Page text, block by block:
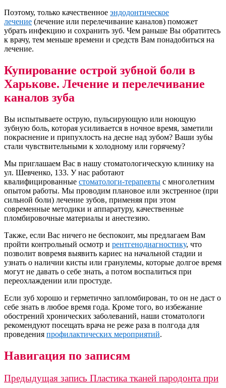
Поэтому, только качественное эндодонтическое
лечение (лечение или перелечивание каналов) поможет
убрать инфекцию и сохранить зуб. Чем раньше Вы обратитесь
к врачу, тем меньше времени и средств Вам понадобиться на
лечение.
Купирование острой зубной боли в
Харькове. Лечение и перелечивание
каналов зуба
Вы испытываете острую, пульсирующую или ноющую
зубную боль, которая усиливается в ночное время, заметили
покраснение и припухлость на десне над зубом? Ваши зубы
стали чувствительными к холодному или горячему?
Мы приглашаем Вас в нашу стоматологическую клинику на
ул. Шевченко, 133. У нас работают
квалифицированные стоматологи-терапевты с многолетним
опытом работы. Мы проводим плановое или экстренное (при
сильной боли) лечение зубов, применяя при этом
современные методики и аппаратуру, качественные
пломбировочные материалы и анестезию.
Также, если Вас ничего не беспокоит, мы предлагаем Вам
пройти контрольный осмотр и рентгенодиагностику, что
позволит вовремя выявить кариес на начальной стадии и
узнать о наличии кисты или гранулемы, которые долгое время
могут не давать о себе знать, а потом воспалиться при
переохлаждении или простуде.
Если зуб хорошо и герметично запломбирован, то он не даст о
себе знать в любое время года. Кроме того, во избежание
обострений хронических заболеваний, наши стоматологи
рекомендуют посещать врача не реже раза в полгода для
проведения профилактических мероприятий.
Навигация по записям
Предыдущая запись Пластика тканей пародонта при